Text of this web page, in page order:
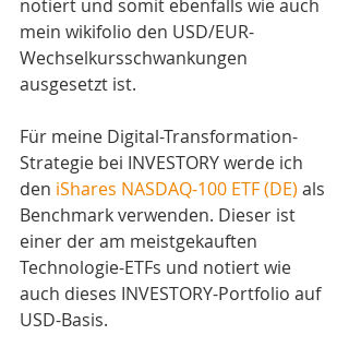
notiert und somit ebenfalls wie auch
mein wikifolio den USD/EUR-
Wechselkursschwankungen
ausgesetzt ist.
Für meine Digital-Transformation-
Strategie bei INVESTORY werde ich
den iShares NASDAQ-100 ETF (DE) als
Benchmark verwenden. Dieser ist
einer der am meistgekauften
Technologie-ETFs und notiert wie
auch dieses INVESTORY-Portfolio auf
USD-Basis.